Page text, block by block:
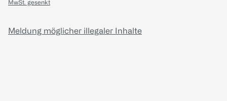
MwSt. gesenkt
Meldung möglicher illegaler Inhalte